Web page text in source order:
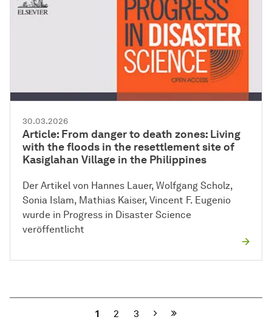
30.03.2026
Article: From danger to death zones: Living
with the floods in the resettlement site of
Kasiglahan Village in the Philippines
Der Artikel von Hannes Lauer, Wolfgang Scholz,
Sonia Islam, Mathias Kaiser, Vincent F. Eugenio
wurde in Progress in Disaster Science
veröffentlicht
1 2 3 Nächste